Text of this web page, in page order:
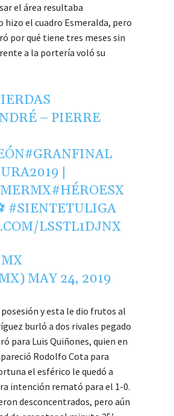
el área resultaba
el cuadro Esmeralda, pero
por qué tiene tres meses sin
a la portería voló su
– PIERRE
#GRANFINAL
|
#HÉROESX
#SIENTETULIGA
LSSTL1DJNX
MAY 24, 2019
y esta le dio frutos al
burló a dos rivales pegado
para Luis Quiñones, quien en
Rodolfo Cota para
el esférico le quedó a
intención remató para el 1-0.
desconcentrados, pero aún